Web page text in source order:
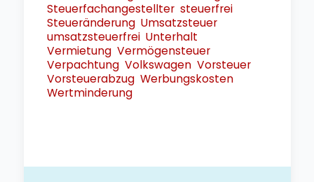
Steuerfachangestellter steuerfrei
Steueränderung Umsatzsteuer
umsatzsteuerfrei Unterhalt
Vermietung Vermögensteuer
Verpachtung Volkswagen Vorsteuer
Vorsteuerabzug Werbungskosten
Wertminderung